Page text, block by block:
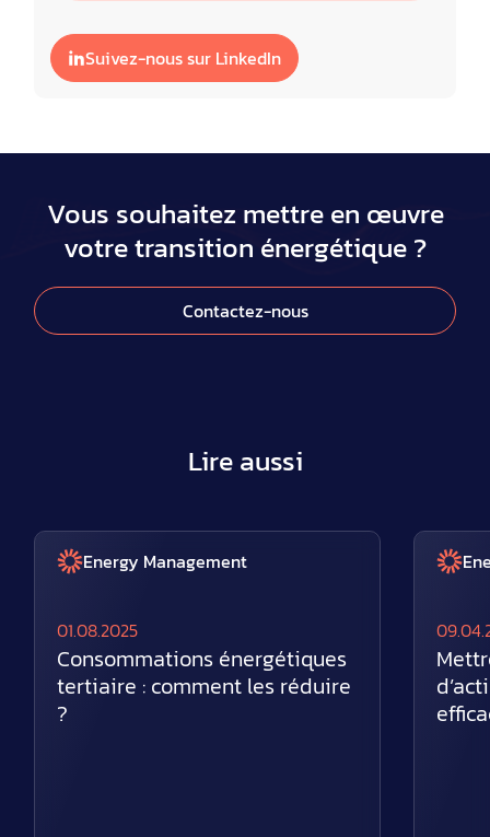
Suivez-nous sur LinkedIn
Vous souhaitez mettre en œuvre
votre transition énergétique ?
Contactez-nous
Lire aussi
Energy Management
01.08.2025
Consommations énergétiques
tertiaire : comment les réduire
?